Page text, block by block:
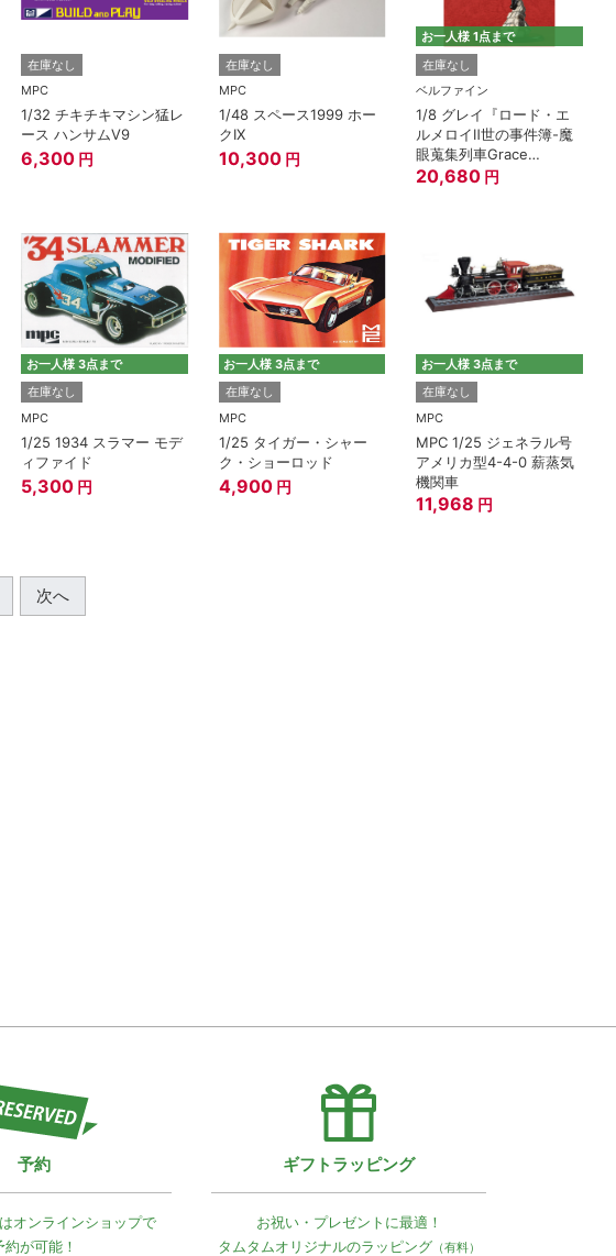
在庫なし
MPC
1/32 チキチキマシン猛レ
ース ハンサムV9
6,300 円
在庫なし
MPC
1/48 スペース1999 ホー
クIX
10,300 円
お一人様 1点まで
在庫なし
ベルファイン
1/8 グレイ『ロード・エ
ルメロイⅡ世の事件簿-魔
眼蒐集列車Grace
note-』
20,680 円
お一人様 3点まで
在庫なし
MPC
1/25 1934 スラマー モデ
ィファイド
5,300 円
お一人様 3点まで
在庫なし
MPC
1/25 タイガー・シャー
ク・ショーロッド
4,900 円
お一人様 3点まで
在庫なし
MPC
MPC 1/25 ジェネラル号
アメリカ型4-4-0 薪蒸気
機関車
11,968 円
次へ
予約
オンラインショップで
約が可能！
ギフトラッピング
お祝い・プレゼントに最適！
タムタムオリジナルのラッピング （有料）